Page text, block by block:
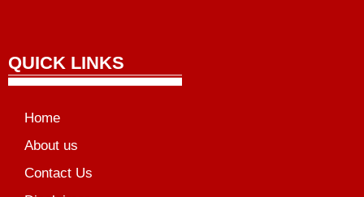
QUICK LINKS
Home
About us
Contact Us